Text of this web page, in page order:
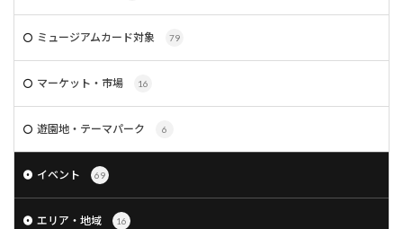
ミュージアムカード対象 79
マーケット・市場 16
遊園地・テーマパーク 6
イベント 69
エリア・地域 16